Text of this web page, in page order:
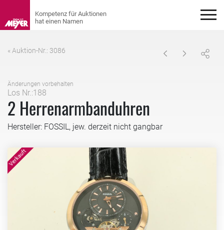
« Auktion-Nr.: 3086
Änderungen vorbehalten
Los Nr.:188
2 Herrenarmbanduhren
Hersteller: FOSSIL, jew. derzeit nicht gangbar